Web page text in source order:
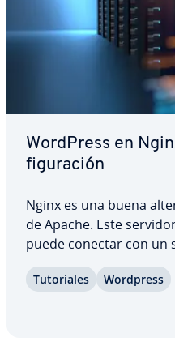
WordPress en
fi­gu­ra­ción
Nginx es una buena
de Apache. Este
puede conectar con un
te permitirá crear una
Tu­to­ria­les Wordpress